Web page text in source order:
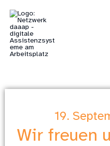
Inhalt
springen
19.
Wir freuen